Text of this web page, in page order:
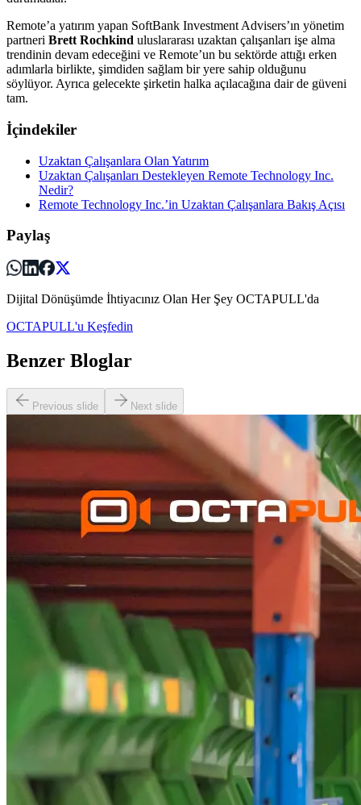
Remote’a yatırım yapan SoftBank Investment Advisers’ın yönetim
partneri Brett Rochkind uluslararası uzaktan çalışanları işe alma
trendinin devam edeceğini ve Remote’un bu sektörde attığı erken
adımlarla birlikte, şimdiden sağlam bir yere sahip olduğunu
söylüyor. Ayrıca gelecekte şirketin halka açılacağına dair de güveni
tam.
İçindekiler
Uzaktan Çalışanlara Olan Yatırım
Uzaktan Çalışanları Destekleyen Remote Technology Inc.
Nedir?
Remote Technology Inc.’in Uzaktan Çalışanlara Bakış Açısı
Paylaş
Dijital Dönüşümde İhtiyacınız Olan Her Şey OCTAPULL'da
OCTAPULL'u Keşfedin
Benzer Bloglar
Previous slide Next slide